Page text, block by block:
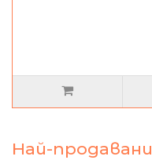
Най-продавани